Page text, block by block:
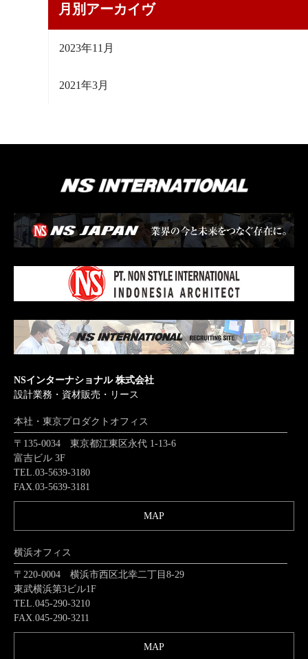
月別アーカイヴ
2023年11月
2021年3月
NSインターナショナル 株式会社
設計業務・資材販売・リース
本社・東京プロダクトオフィス
〒135-0034 東京都江東区永代 1-13-6
富吉ビル 3F
MAP
TEL.03-5639-3180
FAX.03-5639-3181
横浜オフィス
〒220-0004 横浜市西区北幸二丁目8-29
東武横浜第3ビル1F
MAP
TEL.045-290-3210
FAX.045-290-3211